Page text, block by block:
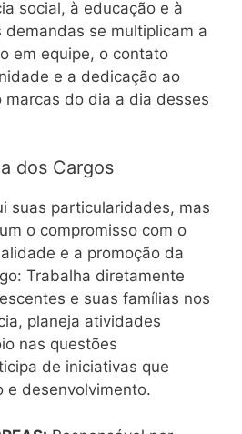
social, à educação e à
se multiplicam a
em equipe, o contato
e a dedicação ao
marcas do dia a dia desses
dos Cargos
suas particularidades, mas
o compromisso com o
e a promoção da
Trabalha diretamente
e suas famílias nos
planeja atividades
nas questões
de iniciativas que
e desenvolvimento.